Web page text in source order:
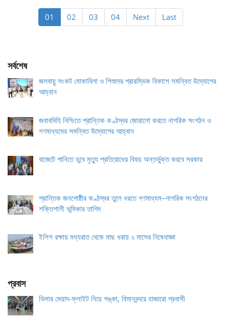
01 02 03 04 Next Last
সর্বশেষ
জলবায়ু সংকট মোকাবিলা ও শিশুদের প্রারম্ভিক বিকাশে সমন্বিত উদ্যোগের
আহ্বান
জবাবদিহি নিশ্চিতে প্রান্তিক কণ্ঠস্বর জোরালো করতে নাগরিক সংগঠন ও
গণমাধ্যমের সমন্বিত উদ্যোগের আহ্বান
বাজেটে পানিতে ডুবে মৃত্যু প্রতিরোধের বিষয় অন্তর্ভুক্ত করবে সরকার
প্রান্তিক জনগোষ্ঠীর কণ্ঠস্বর তুলে ধরতে গণমাধ্যম–নাগরিক সংগঠনের
শক্তিশালী ভূমিকার তাগিদ
ইলিশ রক্ষায় মধ্যরাত থেকে মাছ ধরায় ২ মাসের নিষেধাজ্ঞা
প্রবাস
ভিসার মেয়াদ-ফ্লাইট নিয়ে শঙ্কা, বিমানবন্দরে হাজারো প্রবাসী